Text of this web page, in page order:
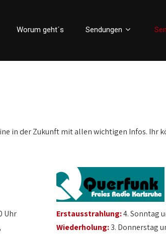
Worum geht´s Sendungen
in der Zukunft mit allen wichtigen Infos. Ihr
Uhr
Erstausstrahlung:4. Sonntag
Wiederholung:3. Donnerstag